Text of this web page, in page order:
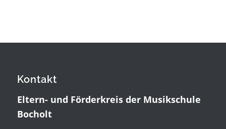
Kontakt
Eltern- und Förderkreis der Musikschule
Bocholt